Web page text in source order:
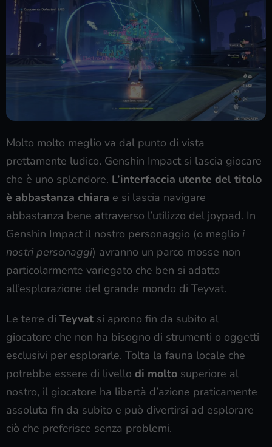
Molto molto meglio va dal punto di vista
prettamente ludico. Genshin Impact si lascia giocare
che è uno splendore. L’interfaccia utente del titolo
è abbastanza chiara e si lascia navigare
abbastanza bene attraverso l’utilizzo del joypad. In
Genshin Impact il nostro personaggio (o meglio i
nostri personaggi) avranno un parco mosse non
particolarmente variegato che ben si adatta
all’esplorazione del grande mondo di Teyvat.
Le terre di Teyvat si aprono fin da subito al
giocatore che non ha bisogno di strumenti o oggetti
esclusivi per esplorarle. Tolta la fauna locale che
potrebbe essere di livello di molto superiore al
nostro, il giocatore ha libertà d’azione praticamente
assoluta fin da subito e può divertirsi ad esplorare
ciò che preferisce senza problemi.